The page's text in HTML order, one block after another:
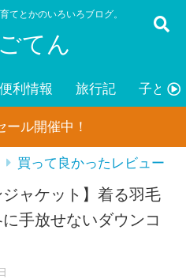
てとかのいろいろブログ。
てん
利情報 旅行記 子ども
ル開催中！
買って良かったレビュー
ジャケット】着る羽毛
手放せないダウンコ